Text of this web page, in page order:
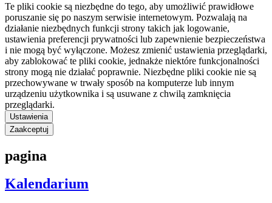
Te pliki cookie są niezbędne do tego, aby umożliwić prawidłowe
poruszanie się po naszym serwisie internetowym. Pozwalają na
działanie niezbędnych funkcji strony takich jak logowanie,
ustawienia preferencji prywatności lub zapewnienie bezpieczeństwa
i nie mogą być wyłączone. Możesz zmienić ustawienia przeglądarki,
aby zablokować te pliki cookie, jednakże niektóre funkcjonalności
strony mogą nie działać poprawnie. Niezbędne pliki cookie nie są
przechowywane w trwały sposób na komputerze lub innym
urządzeniu użytkownika i są usuwane z chwilą zamknięcia
przeglądarki.
Ustawienia
Zaakceptuj
pagina
Kalendarium